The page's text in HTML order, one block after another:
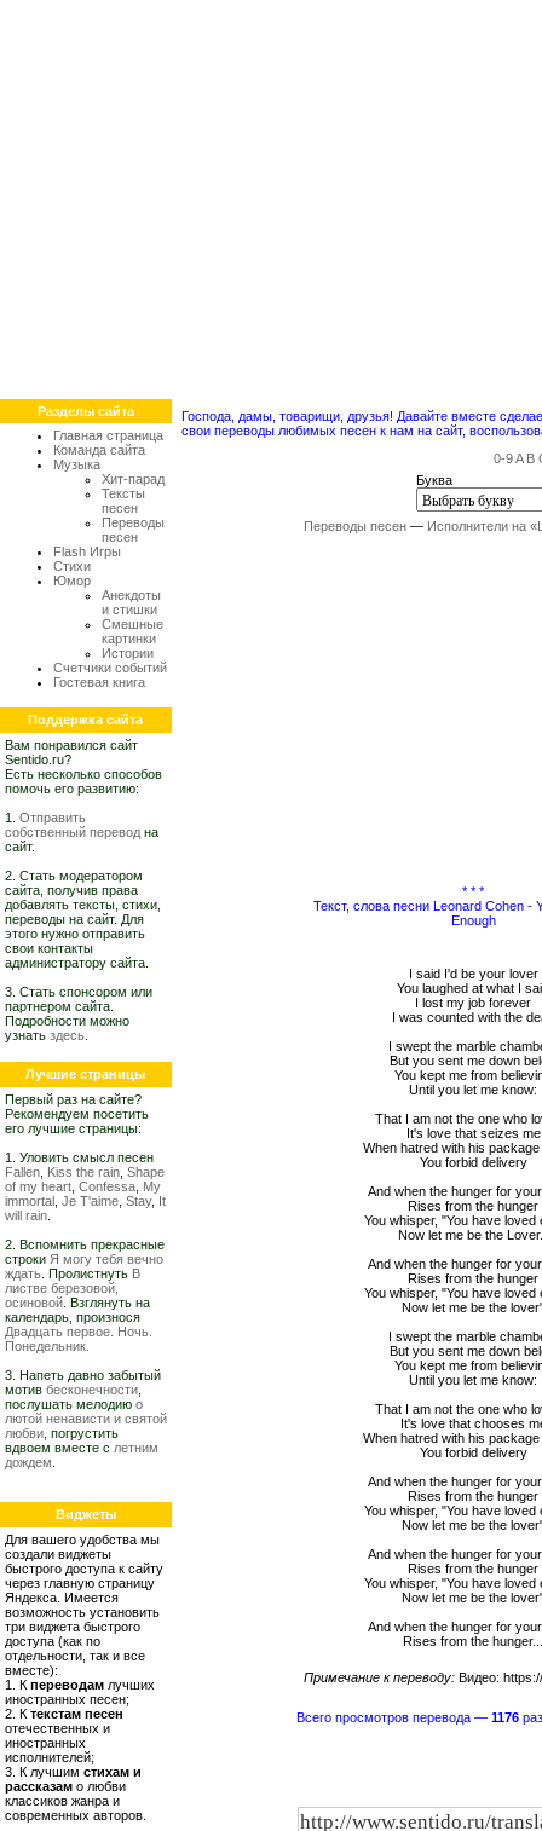
Разделы сайта
Главная страница
Команда сайта
Музыка
Хит-парад
Тексты
песен
Переводы
песен
Flash Игры
Стихи
Юмор
Анекдоты
и стишки
Смешные
картинки
Истории
Счетчики событий
Гостевая книга
Поддержка сайта
Вам понравился сайт
Sentido.ru?
Есть несколько способов
помочь его развитию:
1. Отправить
собственный перевод на
сайт.
2. Стать модератором
сайта, получив права
добавлять тексты, стихи,
переводы на сайт. Для
этого нужно отправить
свои контакты
администратору сайта.
3. Стать спонсором или
партнером сайта.
Подробности можно
узнать здесь
Лучшие страницы
Первый раз на сайте?
Рекомендуем посетить
его лучшие страницы:
1. Уловить смысл песен
Fallen Kiss the rain Shape
of my heart Confessa My
immortal Je T'aime Stay, It
will rain
2. Вспомнить прекрасные
строки Я могу тебя вечно
ждать . Пролистнуть В
листве березовой,
осиновой . Взглянуть на
календарь, произнося
Двадцать первое. Ночь.
Понедельник.
3. Напеть давно забытый
мотив бесконечности
послушать мелодию о
лютой ненависти и святой
любви , погрустить
вдвоем вместе с летним
дождем
Виджеты
Для вашего удобства мы
создали виджеты
быстрого доступа к сайту
через главную страницу
Яндекса. Имеется
возможность установить
три виджета быстрого
доступа (как по
отдельности, так и все
вместе):
1. К переводам лучших
иностранных песен;
2. К текстам песен
отечественных и
иностранных
исполнителей;
3. К лучшим стихам и
рассказам о любви
классиков жанра и
современных авторов.
Господа, дамы, товарищи, друзья! Давайте вместе
свои переводы любимых песен к нам на сайт,
0-9 A B
Буква
Переводы песен — Исполнители на
* * *
Текст, слова песни Leonard Cohen -
Enough
I said I'd be your lover
You laughed at what I
I lost my job forever
I was counted with the
I swept the marble
But you sent me down
You kept me from
Until you let me know:
That I am not the one who
It's love that seizes me
When hatred with his
You forbid delivery
And when the hunger for
Rises from the hunger
You whisper, "You have loved
Now let me be the
And when the hunger for
Rises from the hunger
You whisper, "You have loved
Now let me be the
I swept the marble
But you sent me down
You kept me from
Until you let me know:
That I am not the one who
It's love that chooses
When hatred with his
You forbid delivery
And when the hunger for
Rises from the hunger
You whisper, "You have loved
Now let me be the
And when the hunger for
Rises from the hunger
You whisper, "You have loved
Now let me be the
And when the hunger for
Rises from the
Примечание к переводу: Видео:
Всего просмотров перевода —1176